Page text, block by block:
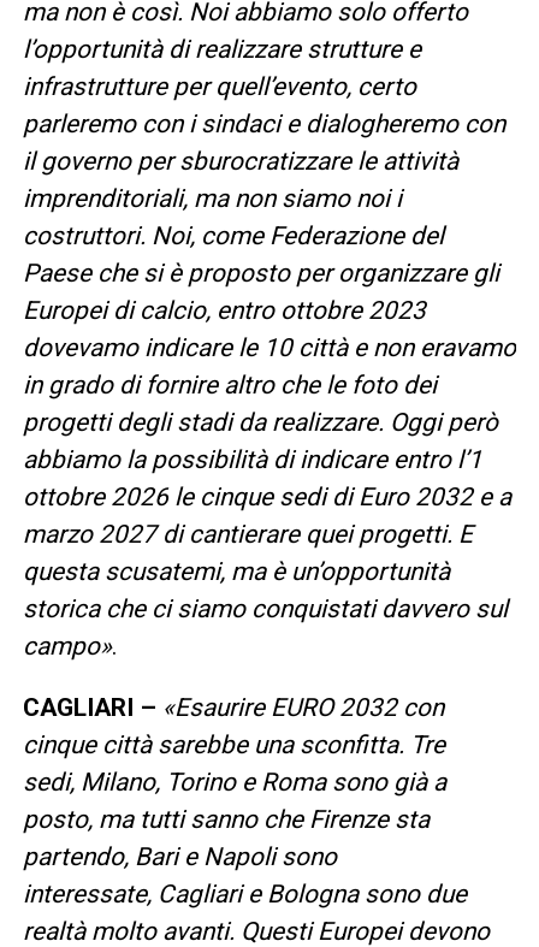
ma non è così. Noi abbiamo solo offerto
l’opportunità di realizzare strutture e
infrastrutture per quell’evento, certo
parleremo con i sindaci e dialogheremo con
il governo per sburocratizzare le attività
imprenditoriali, ma non siamo noi i
costruttori. Noi, come Federazione del
Paese che si è proposto per organizzare gli
Europei di calcio, entro ottobre 2023
dovevamo indicare le 10 città e non eravamo
in grado di fornire altro che le foto dei
progetti degli stadi da realizzare. Oggi però
abbiamo la possibilità di indicare entro l’1
ottobre 2026 le cinque sedi di Euro 2032 e a
marzo 2027 di cantierare quei progetti. E
questa scusatemi, ma è un’opportunità
storica che ci siamo conquistati davvero sul
campo».
CAGLIARI – «Esaurire EURO 2032 con
cinque città sarebbe una sconfitta. Tre
sedi, Milano, Torino e Roma sono già a
posto, ma tutti sanno che Firenze sta
partendo, Bari e Napoli sono
interessate, Cagliari e Bologna sono due
realtà molto avanti. Questi Europei devono